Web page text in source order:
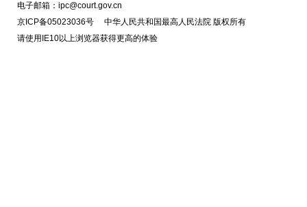
电子邮箱：ipc@court.gov.cn
京ICP备05023036号 中华人民共和国最高人民法院 版权所有
请使用IE10以上浏览器获得更高的体验